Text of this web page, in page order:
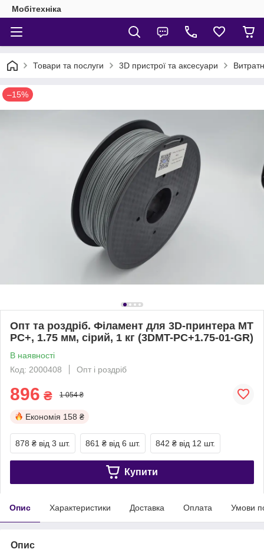
Мобітехніка
Товари та послуги 3D пристрої та аксесуари
–15%
Опт та роздріб. Філамент для 3D-принтера MT
PC+, 1.75 мм, сірий, 1 кг (3DMT-PC+1.75-01-GR)
В наявності
Код: 2000408
Опт і роздріб
896 ₴ 1 054 ₴
Економія 158 ₴
878 ₴ від 3 шт. 861 ₴ від 6 шт. 842 ₴ від 12 шт.
Купити
Опис Характеристики Доставка Оплата Умови
Опис